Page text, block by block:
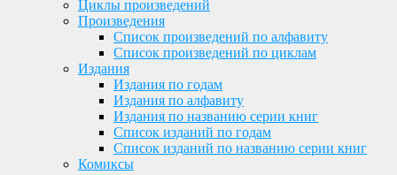
Циклы произведений
Произведения
Список произведений по алфавиту
Список произведений по циклам
Издания
Издания по годам
Издания по алфавиту
Издания по названию серии книг
Список изданий по годам
Список изданий по названию серии книг
Комиксы